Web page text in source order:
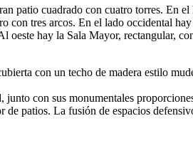
patio cuadrado con cuatro torres. En
tres arcos. En el lado occidental
hay la Sala Mayor, rectangular,
con un techo de madera estilo
con sus monumentales
patios. La fusión de espacios